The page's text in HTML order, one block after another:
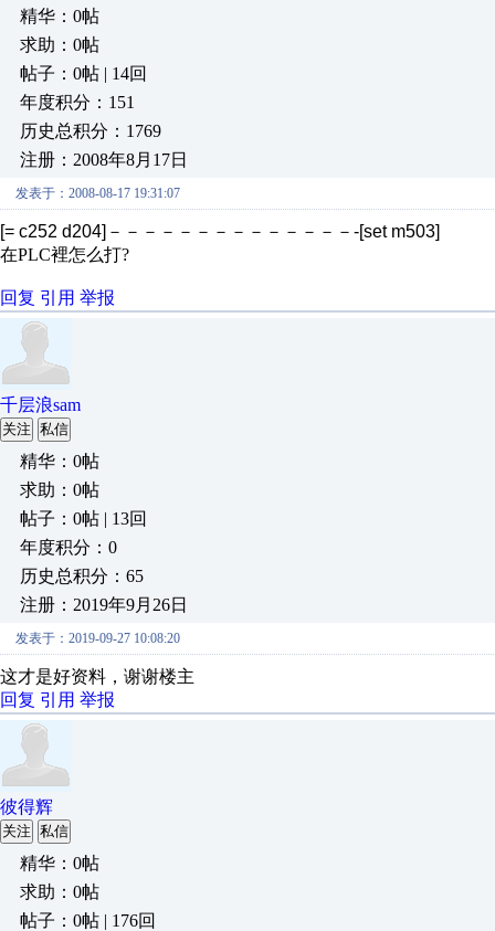
精华：0帖
求助：0帖
帖子：0帖 | 14回
年度积分：151
历史总积分：1769
注册：2008年8月17日
发表于：2008-08-17 19:31:07
[= c252 d204]－－－－－－－－－－－－－－-[set m503]
在PLC裡怎么打?
回复 引用 举报
千层浪sam
关注 私信
精华：0帖
求助：0帖
帖子：0帖 | 13回
年度积分：0
历史总积分：65
注册：2019年9月26日
发表于：2019-09-27 10:08:20
这才是好资料，谢谢楼主
回复 引用 举报
彼得辉
关注 私信
精华：0帖
求助：0帖
帖子：0帖 | 176回